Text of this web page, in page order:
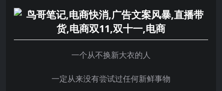
一个从不换新大衣的人
一定从来没有尝试过任何新鲜事物